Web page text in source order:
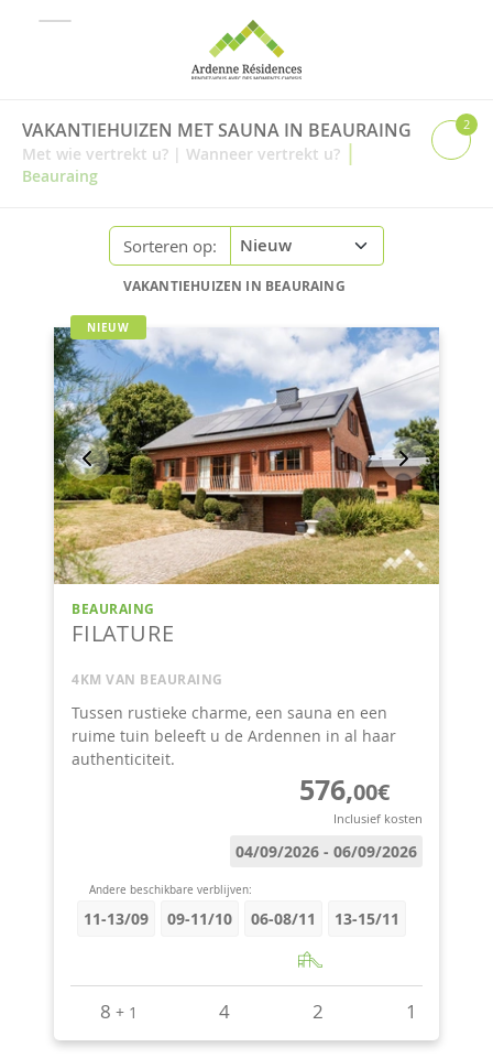
VAKANTIEHUIZEN MET SAUNA IN BEAURAING
Met wie vertrekt u? | Wanneer vertrekt u? |
Beauraing
2
Sorteren op:
VAKANTIEHUIZEN IN BEAURAING